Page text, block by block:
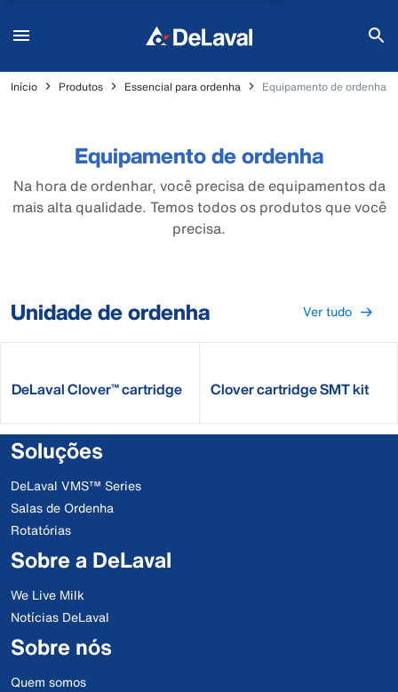
Início Produtos Essencial para ordenha Equipamento de ordenha
Equipamento de ordenha
Na hora de ordenhar, você precisa de equipamentos da
mais alta qualidade. Temos todos os produtos que você
precisa.
Unidade de ordenha Ver tudo
DeLaval Clover™ cartridge Clover cartridge SMT kit
Soluções
DeLaval VMS™ Series
Salas de Ordenha
Rotatórias
Sobre a DeLaval
We Live Milk
Notícias DeLaval
Sobre nós
Quem somos